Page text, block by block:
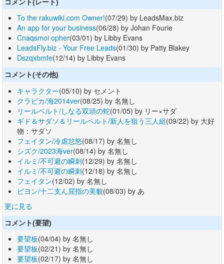
コメント(レート)
To the rakuwiki.com Owner!(07/29) by LeadsMax.biz
An app for your business(06/28) by Johan Fourie
Cnaqsmoi opher(03/01) by Libby Evans
LeadsFly.biz - Your Free Leads(01/30) by Patty Blakey
Dszqxbmfe(12/14) by Libby Evans
コメント(その他)
キャラクター(05/10) by セメント
クラピカ/海2014ver(08/25) by 名無し
リールベルト/しなる双頭の蛇(01/05) by リー×サダ
ギド＆サダソ＆リールベルト/新人を狙う三人組(09/22) by 大好
物：サダソ
フェイタン/冷虐忿怒(08/17) by 名無し
シズク/2023海ver(08/14) by 名無し
イルミ/不可避の瞬刺(12/29) by 名無し
イルミ/不可避の瞬刺(12/18) by 名無し
フェイタン(12/02) by 名無し
ピヨン/十二支ん屈指の美貌(08/03) by あ
更に見る
コメント(要望)
要望板(04/04) by 名無し
要望板(02/21) by 名無し
要望板(02/17) by 名無し